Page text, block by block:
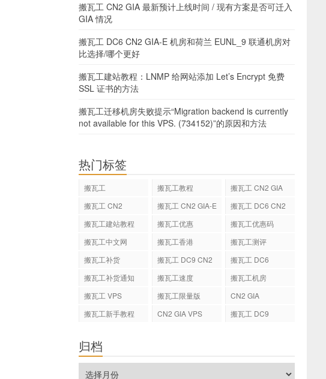
搬瓦工 CN2 GIA 最新预计上线时间 / 现有方案是否可迁入
GIA 情况
搬瓦工 DC6 CN2 GIA-E 机房和荷兰 EUNL_9 联通机房对
比选择/哪个更好
搬瓦工建站教程：LNMP 给网站添加 Let’s Encrypt 免费
SSL 证书的方法
搬瓦工迁移机房失败提示“Migration backend is currently
not available for this VPS. (734152)”的原因和方法
热门标签
搬瓦工 搬瓦工教程
搬瓦工 CN2 GIA
搬瓦工 CN2
搬瓦工 CN2 GIA-E
搬瓦工 DC6 CN2
搬瓦工建站教程 搬瓦工优惠
搬瓦工优惠码
搬瓦工中文网
搬瓦工香港
搬瓦工测评
搬瓦工补货
搬瓦工 DC9 CN2
搬瓦工 DC6
搬瓦工补货通知
搬瓦工速度
搬瓦工机房
搬瓦工 VPS
搬瓦工限量版
CN2 GIA
搬瓦工新手教程
CN2 GIA VPS 搬瓦工 DC9
归档